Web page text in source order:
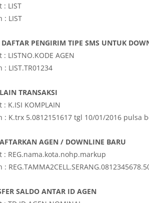
: LIST
: LIST
PENGIRIM TIPE SMS UNTUK
: LISTNO.KODE AGEN
: LIST.TR01234
TRANSAKSI
: K.ISI KOMPLAIN
: K.trx 5.0812151617 tgl 10/01/2016
AGEN / DOWNLINE BARU
: REG.nama.kota.nohp.markup
:
SALDO ANTAR ID AGEN